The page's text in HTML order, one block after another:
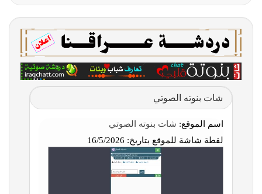
شات بنوته الصوتي
اسم الموقع: شات بنوته الصوتي
لقطة شاشة للموقع بتاريخ: